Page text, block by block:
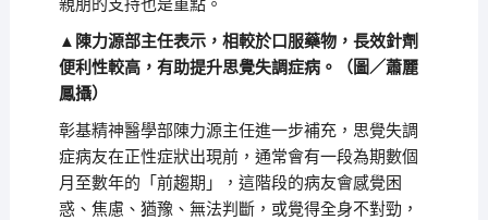
親朋的支持也是重點。
▲陳力源部主任表示，相較於口服藥物，長效針劑
便利性較高，有助提升思覺失調症病。（圖／蕭麗
鳳攝）
彰基精神醫學部陳力源主任進一步補充，思覺失調
症病友在正性症狀出現前，通常會有一段為期數個
月至數年的「前趨期」，這階段的病友會感覺困
惑、焦慮、猶豫、無法判斷，或覺得全身不對勁，